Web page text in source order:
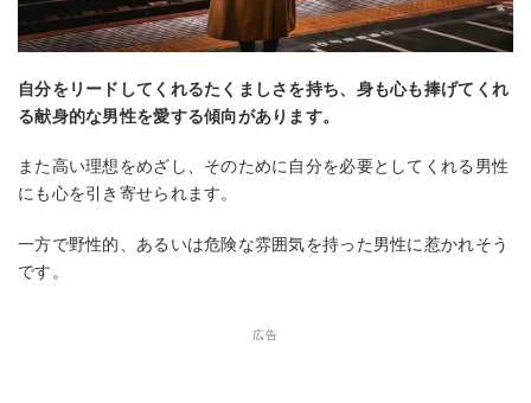
自分をリードしてくれるたくましさを持ち、身も心も捧げてくれ
る献身的な男性を愛する傾向があります。
また高い理想をめざし、そのために自分を必要としてくれる男性
にも心を引き寄せられます。
一方で野性的、あるいは危険な雰囲気を持った男性に惹かれそう
です。
広告